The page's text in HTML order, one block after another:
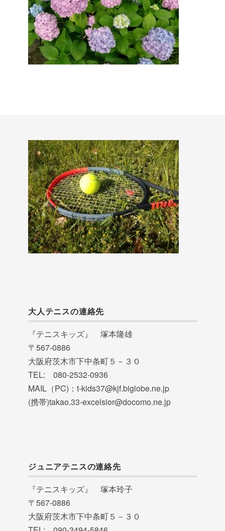
大人テニスの連絡先
『テニスキッズ』 塚本隆雄
〒567-0886
大阪府茨木市下中条町５－３０
TEL: 080-2532-0936
MAIL（PC)：t-kids37@kjf.biglobe.ne.jp
(携帯)takao.33-excelsior@docomo.ne.jp
ジュニアテニスの連絡先
『テニスキッズ』 塚本玲子
〒567-0886
大阪府茨木市下中条町５－３０